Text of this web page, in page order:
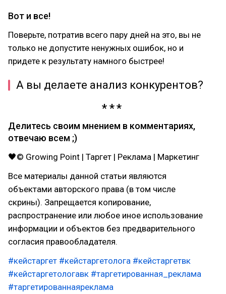
Вот и все!
Поверьте, потратив всего пару дней на это, вы не
только не допустите ненужных ошибок, но и
придете к результату намного быстрее!
А вы делаете анализ конкурентов?
Делитесь своим мнением в комментариях,
отвечаю всем ;)
🖤© Growing Point | Таргет | Реклама | Маркетинг
Все материалы данной статьи являются
объектами авторского права (в том числе
скрины). Запрещается копирование,
распространение или любое иное использование
информации и объектов без предварительного
согласия правообладателя.
#кейстаргет #кейстаргетолога #кейстаргетвк
#кейстаргетологавк #таргетированная_реклама
#таргетированнаяреклама